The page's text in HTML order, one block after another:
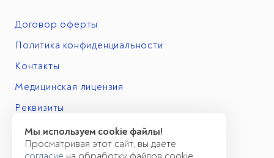
Договор оферты
Политика конфиденциальности
Контакты
Медицинская лицензия
Реквизиты
Мы используем cookie файлы!
Просматривая этот сайт, вы даете